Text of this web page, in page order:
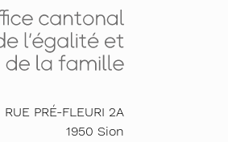
RUE PRÉ-FLEURI 2A
1950 Sion